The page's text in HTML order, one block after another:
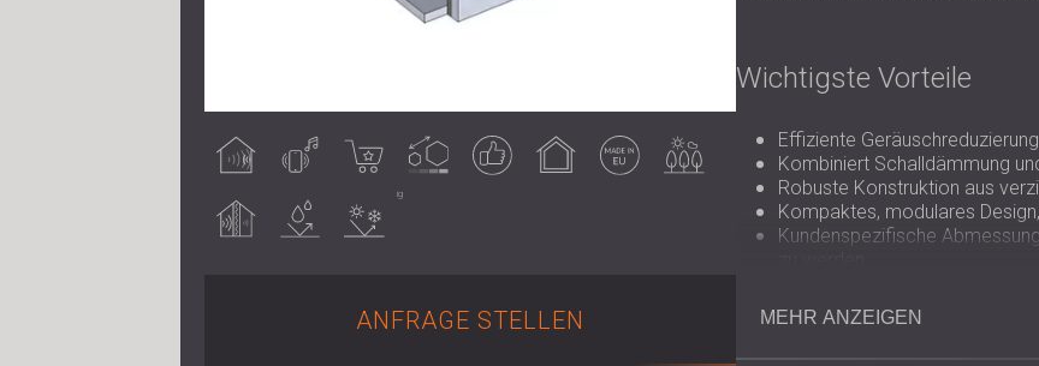
Wirkung
Ergebnis
im
Innenbereich
im
Außenbereich
Wasserbeständig
ANFRAGE STELLEN
Wichtigste Vorteile
Effiziente
Kombiniert Schalldämmung
Robuste Konstruktion aus
Kompaktes, modulares
Kundenspezifische
MEHR ANZEIGEN